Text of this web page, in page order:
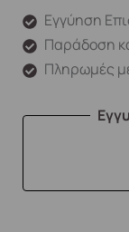
Εγγύηση
Παράδοση
Πληρωμές